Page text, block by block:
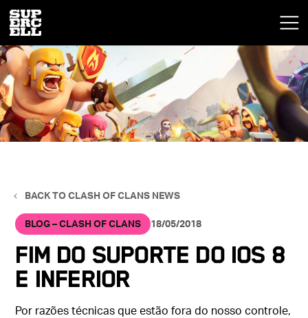
BACK TO CLASH OF CLANS NEWS
BLOG – CLASH OF CLANS 18/05/2018
Fim do Suporte do IOS 8
e inferior
Por razões técnicas que estão fora do nosso controle,